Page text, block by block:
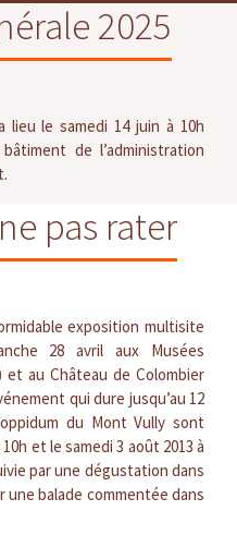
2025
lieu le samedi 14 juin à 10h
de l’administration
pas rater
exposition multisite
28 avril aux Musées
et au Château de Colombier
qui dure jusqu’au 12
du Mont Vully sont
et le samedi 3 août 2013 à
par une dégustation dans
une balade commentée dans